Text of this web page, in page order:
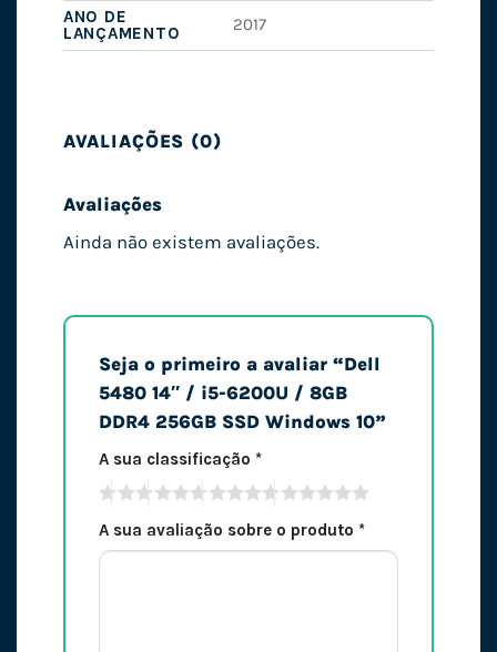
ANO DE
LANÇAMENTO
2017
AVALIAÇÕES (0)
Avaliações
Ainda não existem avaliações.
Seja o primeiro a avaliar “Dell
5480 14″ / i5-6200U / 8GB
DDR4 256GB SSD Windows 10”
A sua classificação *
A sua avaliação sobre o produto *